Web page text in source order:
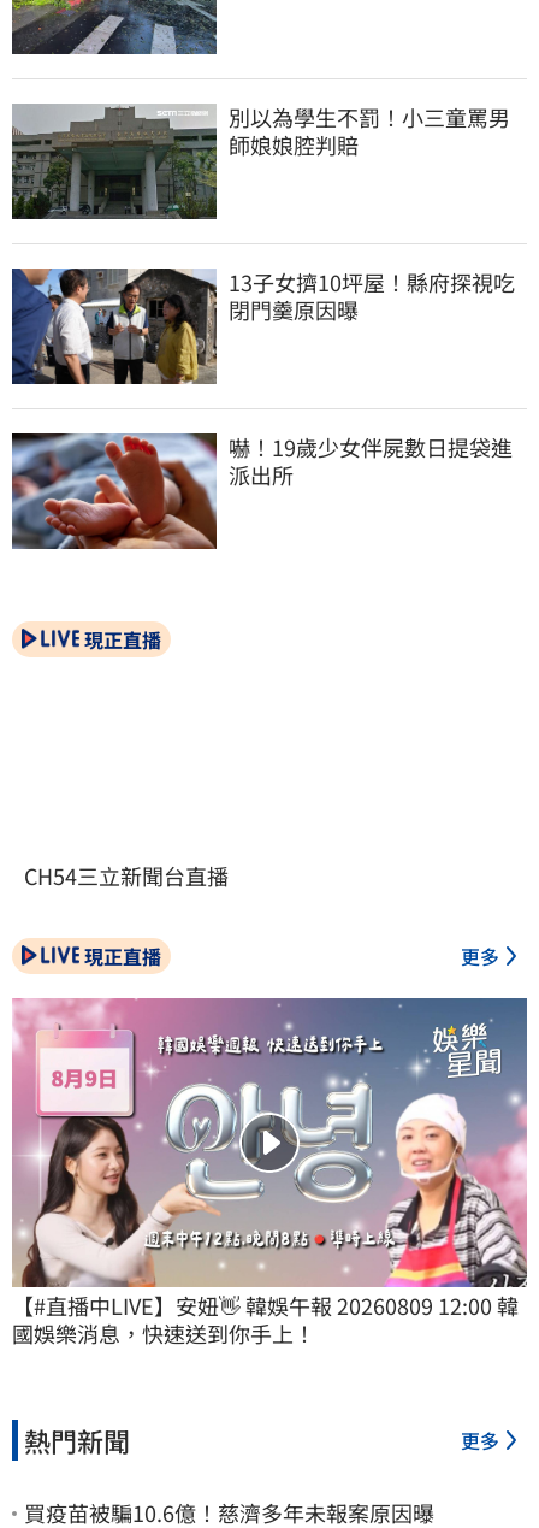
別以為學生不罰！小三童罵男
師娘娘腔判賠
13子女擠10坪屋！縣府探視吃
閉門羹原因曝
嚇！19歲少女伴屍數日提袋進
派出所
現正直播
CH54三立新聞台直播
現正直播 更多
【#直播中LIVE】安妞👋 韓娛午報 20260809 12:00 韓
國娛樂消息，快速送到你手上！
熱門新聞 更多
買疫苗被騙10.6億！慈濟多年未報案原因曝